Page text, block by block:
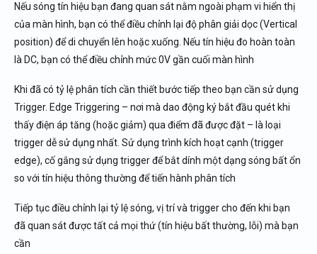
Nếu sóng tín hiệu bạn đang quan sát nằm ngoài phạm vi hiển thị
của màn hình, bạn có thể điều chỉnh lại độ phân giải dọc (Vertical
position) để di chuyển lên hoặc xuống. Nếu tín hiệu đo hoàn toàn
là DC, bạn có thể điều chỉnh mức 0V gần cuối màn hình
Khi đã có tỷ lệ phân tích cần thiết bước tiếp theo bạn cần sử dụng
Trigger. Edge Triggering – nơi mà dao động ký bắt đầu quét khi
thấy điện áp tăng (hoặc giảm) qua điểm đã được đặt – là loại
trigger dễ sử dụng nhất. Sử dụng trình kích hoạt cạnh (trigger
edge), cố gắng sử dụng trigger để bắt dính một dạng sóng bất ổn
so với tín hiệu thông thường để tiến hành phân tích
Tiếp tục điều chỉnh lại tỷ lệ sóng, vị trí và trigger cho đến khi bạn
đã quan sát được tất cả mọi thứ (tín hiệu bất thường, lỗi) mà bạn
cần